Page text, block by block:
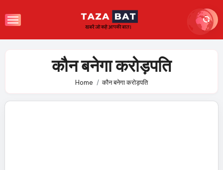
to
कौन बनेगा करोड़पति
Home कौन बनेगा करोड़पति